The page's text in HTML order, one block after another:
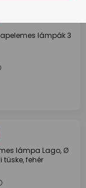
lámpák 3
lámpa Lago, Ø
fehér